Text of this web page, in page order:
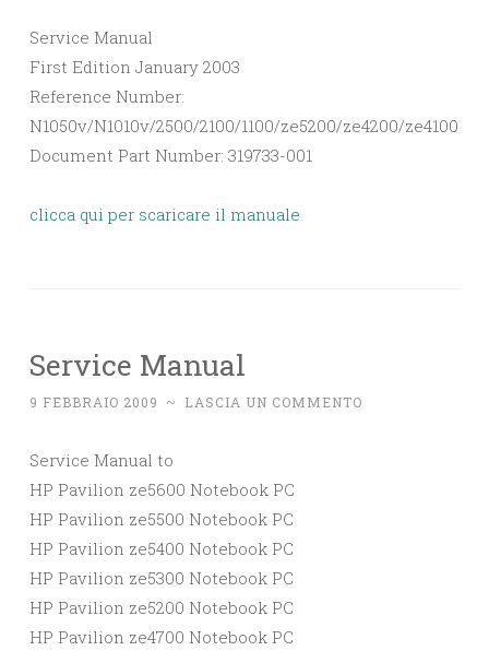
Service Manual
First Edition January 2003
Reference Number:
N1050v/N1010v/2500/2100/1100/ze5200/ze4200/ze4100
Document Part Number: 319733-001
clicca qui per scaricare il manuale
Service Manual
9 FEBBRAIO 2009 ~ LASCIA UN COMMENTO
Service Manual to
HP Pavilion ze5600 Notebook PC
HP Pavilion ze5500 Notebook PC
HP Pavilion ze5400 Notebook PC
HP Pavilion ze5300 Notebook PC
HP Pavilion ze5200 Notebook PC
HP Pavilion ze4700 Notebook PC